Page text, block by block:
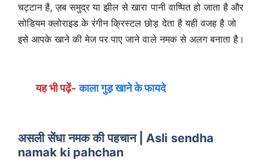
चट्टान है, ज़ब समुद्र या झील से खारा पानी वाष्पित हो जाता है और
सोडियम क्लोराइड के रंगीन क्रिस्टल छोड़ देता है यही वजह है जो
इसे आपके खाने की मेज पर पाए जाने वाले नमक से अलग बनाता है।
यह भी पढ़ें- काला गुड़ खाने के फायदे
असली सेंधा नमक की पहचान | Asli sendha
namak ki pahchan